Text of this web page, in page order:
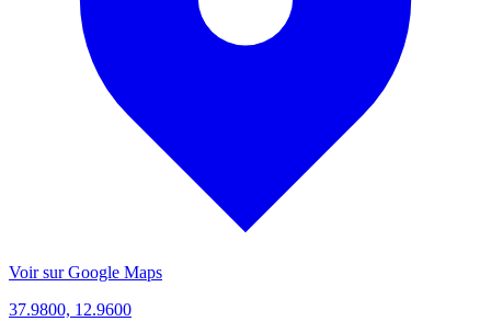
Voir sur Google Maps
37.9800, 12.9600